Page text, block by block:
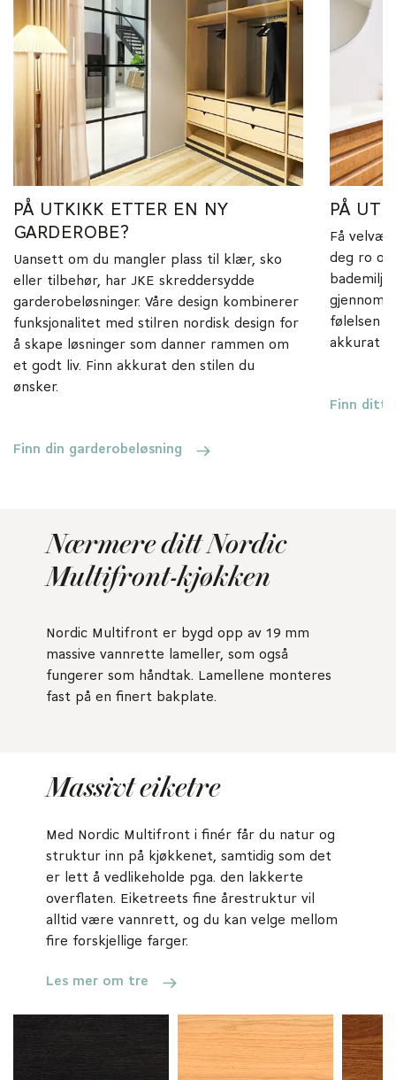
PÅ UTKIKK ETTER EN NY
GARDEROBE?
Uansett om du mangler plass til klær, sko
eller tilbehør, har JKE skreddersydde
garderobeløsninger. Våre design kombinerer
funksjonalitet med stilren nordisk design for
å skape løsninger som danner rammen om
et godt liv. Finn akkurat den stilen du
ønsker.
Finn din garderobeløsning
PÅ
Få
deg ro og
følelsen
akkurat
Finn ditt
Nærmere ditt Nordic
Multifront-kjøkken
Nordic Multifront er bygd opp av 19 mm
massive vannrette lameller, som også
fungerer som håndtak. Lamellene monteres
fast på en finert bakplate.
Massivt eiketre
Med Nordic Multifront i finér får du natur og
struktur inn på kjøkkenet, samtidig som det
er lett å vedlikeholde pga. den lakkerte
overflaten. Eiketreets fine årestruktur vil
alltid være vannrett, og du kan velge mellom
fire forskjellige farger.
Les mer om tre